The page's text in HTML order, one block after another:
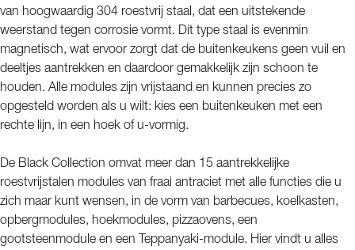
van hoogwaardig 304 roestvrij staal, dat een uitstekende
weerstand tegen corrosie vormt. Dit type staal is evenmin
magnetisch, wat ervoor zorgt dat de buitenkeukens geen vuil en
deeltjes aantrekken en daardoor gemakkelijk zijn schoon te
houden. Alle modules zijn vrijstaand en kunnen precies zo
opgesteld worden als u wilt: kies een buitenkeuken met een
rechte lijn, in een hoek of u-vormig.
De Black Collection omvat meer dan 15 aantrekkelijke
roestvrijstalen modules van fraai antraciet met alle functies die u
zich maar kunt wensen, in de vorm van barbecues, koelkasten,
opbergmodules, hoekmodules, pizzaovens, een
gootsteenmodule en een Teppanyaki-module. Hier vindt u alles